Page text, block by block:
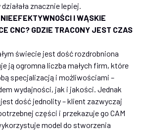
znacznie lepiej.
I WĄSKIE
CNC? GDZIE TRACONY JEST CZAS
świecie jest dość rozdrobniona
ją ogromna liczba małych firm, które
specjalizacją i możliwościami –
wydajności, jak i jakości. Jednak
dość jednolity – klient zazwyczaj
części i przekazuje go CAM
model do stworzenia